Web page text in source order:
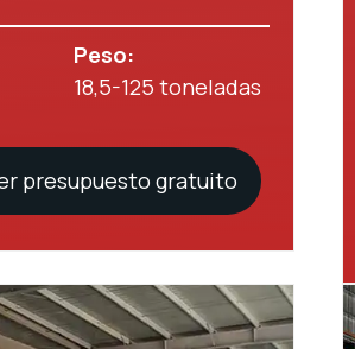
Peso:
18,5-125 toneladas
presupuesto gratuito